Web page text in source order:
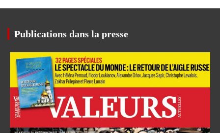
Publications dans la presse